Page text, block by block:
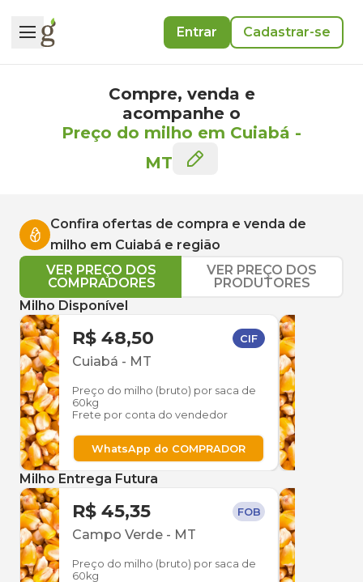
Entrar Cadastrar-se
Compre, venda e
acompanhe o
Preço do milho em Cuiabá -
MT
Confira ofertas de compra e venda de
milho em Cuiabá e região
VER PREÇO DOS
COMPRADORES
VER PREÇO DOS
PRODUTORES
Milho Disponível
R$ 48,50 CIF
Cuiabá - MT
Preço do milho (bruto) por saca de
60kg
Frete por conta do vendedor
WhatsApp do COMPRADOR
Milho Entrega Futura
R$ 45,35 FOB
Campo Verde - MT
Preço do milho (bruto) por saca de
60kg